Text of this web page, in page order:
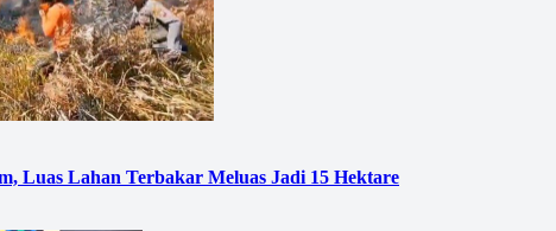
Luas Lahan Terbakar Meluas Jadi 15 Hektare